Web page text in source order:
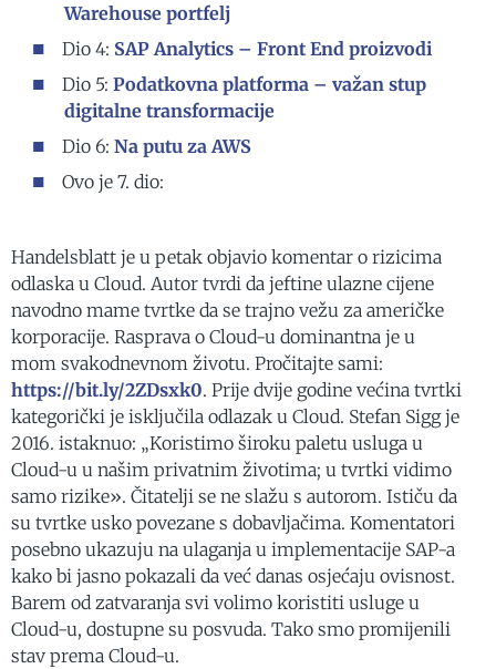
Warehouse portfelj
Dio 4: SAP Analytics – Front End proizvodi
Dio 5:Podatkovna platforma – važan stup
digitalne transformacije
Dio 6:Na putu za AWS
Ovo je 7. dio:
Handelsblatt je u petak objavio komentar o rizicima
odlaska u Cloud. Autor tvrdi da jeftine ulazne cijene
navodno mame tvrtke da se trajno vežu za američke
korporacije. Rasprava o Cloud-u dominantna je u
mom svakodnevnom životu. Pročitajte sami:
https://bit.ly/2ZDsxk0. Prije dvije godine većina tvrtki
kategorički je isključila odlazak u Cloud. Stefan Sigg je
2016. istaknuo: „Koristimo široku paletu usluga u
Cloud-u u našim privatnim životima; u tvrtki vidimo
samo rizike». Čitatelji se ne slažu s autorom. Ističu da
su tvrtke usko povezane s dobavljačima. Komentatori
posebno ukazuju na ulaganja u implementacije SAP-a
kako bi jasno pokazali da već danas osjećaju ovisnost.
Barem od zatvaranja svi volimo koristiti usluge u
Cloud-u, dostupne su posvuda. Tako smo promijenili
stav prema Cloud-u.